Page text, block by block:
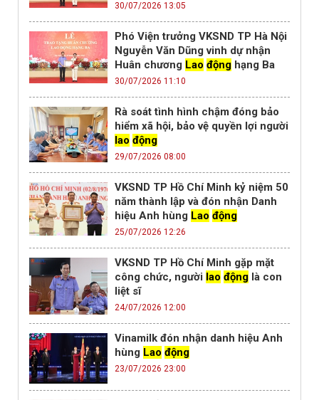
30/07/2026 13:05
Phó Viện trưởng VKSND TP Hà Nội
Nguyễn Văn Dũng vinh dự nhận
Huân chương Lao động hạng Ba
30/07/2026 11:10
Rà soát tình hình chậm đóng bảo
hiểm xã hội, bảo vệ quyền lợi người
lao động
29/07/2026 08:00
VKSND TP Hồ Chí Minh kỷ niệm 50
năm thành lập và đón nhận Danh
hiệu Anh hùng Lao động
25/07/2026 12:26
VKSND TP Hồ Chí Minh gặp mặt
công chức, người lao động là con
liệt sĩ
24/07/2026 12:00
Vinamilk đón nhận danh hiệu Anh
hùng Lao động
23/07/2026 23:00